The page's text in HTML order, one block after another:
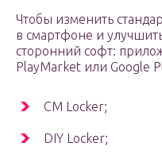
Чтобы изменить
в смартфоне и
сторонний софт:
PlayMarket или Google
CM Locker;
DIY Locker;